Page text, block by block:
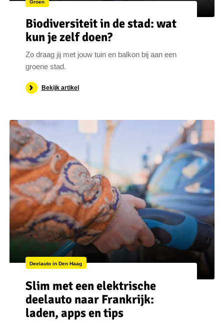
Groen
Biodiversiteit in de stad: wat
kun je zelf doen?
Zo draag jij met jouw tuin en balkon bij aan een
groene stad.
Bekijk artikel
Deelauto in Den Haag
Slim met een elektrische
deelauto naar Frankrijk:
laden, apps en tips